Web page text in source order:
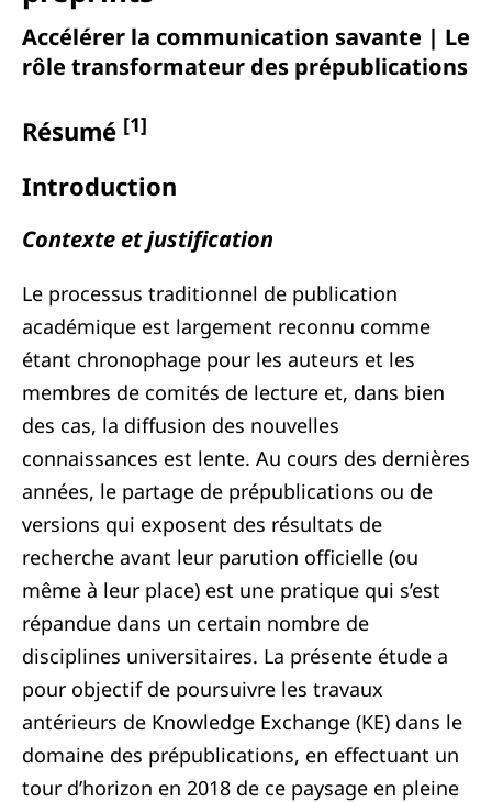
Accélérer la communication savante | Le
rôle transformateur des prépublications
Résumé [1]
Introduction
Contexte et justification
Le processus traditionnel de publication
académique est largement reconnu comme
étant chronophage pour les auteurs et les
membres de comités de lecture et, dans bien
des cas, la diffusion des nouvelles
connaissances est lente. Au cours des dernières
années, le partage de prépublications ou de
versions qui exposent des résultats de
recherche avant leur parution officielle (ou
même à leur place) est une pratique qui s’est
répandue dans un certain nombre de
disciplines universitaires. La présente étude a
pour objectif de poursuivre les travaux
antérieurs de Knowledge Exchange (KE) dans le
domaine des prépublications, en effectuant un
tour d’horizon en 2018 de ce paysage en pleine